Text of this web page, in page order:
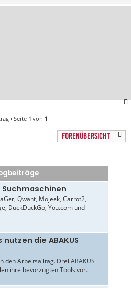
• Seite 1 von 1
FORENÜBERSICHT
Qwant, Mojeek, Carrot2,
DuckDuckGo, You.com und
nutzen die ABAKUS
den Arbeitsalltag. Drei ABAKUS
ihre bevorzugten Tools vor.